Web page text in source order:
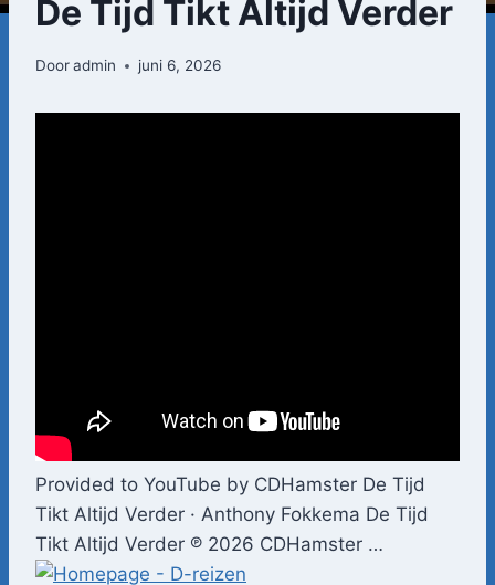
De Tijd Tikt Altijd Verder
Dooradmin juni 6, 2026
Provided to YouTube by CDHamster De Tijd
Tikt Altijd Verder · Anthony Fokkema De Tijd
Tikt Altijd Verder ℗ 2026 CDHamster …